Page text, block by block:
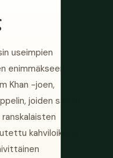
useimpien
enimmäkseen.
Khan -joen,
joiden safrani
kahviloiksi ja